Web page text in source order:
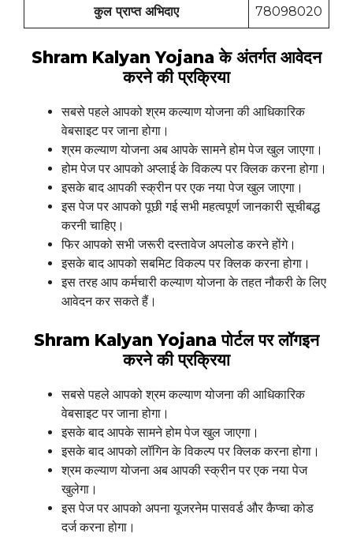
कुल प्राप्त अभिदाए 78098020
Shram Kalyan Yojana के अंतर्गत आवेदन
करने की प्रक्रिया
सबसे पहले आपको श्रम कल्याण योजना की आधिकारिक
वेबसाइट पर जाना होगा।
श्रम कल्याण योजना अब आपके सामने होम पेज खुल जाएगा।
होम पेज पर आपको अप्लाई के विकल्प पर क्लिक करना होगा।
इसके बाद आपकी स्क्रीन पर एक नया पेज खुल जाएगा।
इस पेज पर आपको पूछी गई सभी महत्वपूर्ण जानकारी सूचीबद्ध
करनी चाहिए।
फिर आपको सभी जरूरी दस्तावेज अपलोड करने होंगे।
इसके बाद आपको सबमिट विकल्प पर क्लिक करना होगा।
इस तरह आप कर्मचारी कल्याण योजना के तहत नौकरी के लिए
आवेदन कर सकते हैं।
Shram Kalyan Yojanaपोर्टल पर लॉगइन
करने की प्रक्रिया
सबसे पहले आपको श्रम कल्याण योजना की आधिकारिक
वेबसाइट पर जाना होगा।
इसके बाद आपके सामने होम पेज खुल जाएगा।
इसके बाद आपको लॉगिन के विकल्प पर क्लिक करना होगा।
श्रम कल्याण योजना अब आपकी स्क्रीन पर एक नया पेज
खुलेगा।
इस पेज पर आपको अपना यूजरनेम पासवर्ड और कैप्चा कोड
दर्ज करना होगा।